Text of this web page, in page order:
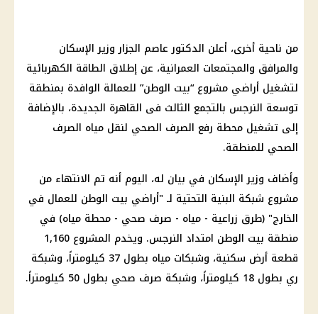
من ناحية أخرى، أعلن الدكتور عاصم الجزار وزير الإسكان
والمرافق والمجتمعات العمرانية، عن إطلاق الطاقة الكهربائية
لتشغيل أراضي مشروع “بيت الوطن” للعمالة الوافدة بمنطقة
توسعة النرجس بالتجمع الثالث فى القاهرة الجديدة، بالإضافة
إلى تشغيل محطة رفع الصرف الصحي لنقل مياه الصرف
الصحي للمنطقة.
وأضاف وزير الإسكان في بيان له، اليوم أنه تم الانتهاء من
مشروع شبكة البنية التحتية لـ "أراضي بيت الوطن للعمال في
الخارج" (طرق زراعية - مياه - صرف صحي - محطة مياه) في
منطقة بيت الوطن امتداد النرجس. ويخدم المشروع 1,160
قطعة أرض سكنية، وشبكات مياه بطول 37 كيلومتراً، وشبكة
ري بطول 18 كيلومتراً، وشبكة
صرف صحي بطول 50 كيلومتراً.